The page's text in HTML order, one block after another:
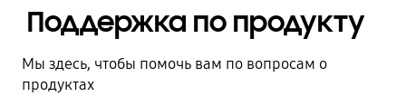
Поддержка по продукту
Мы здесь, чтобы помочь вам по вопросам о
продуктах